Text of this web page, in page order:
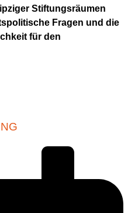
Stiftungsräumen
Fragen und die
für den